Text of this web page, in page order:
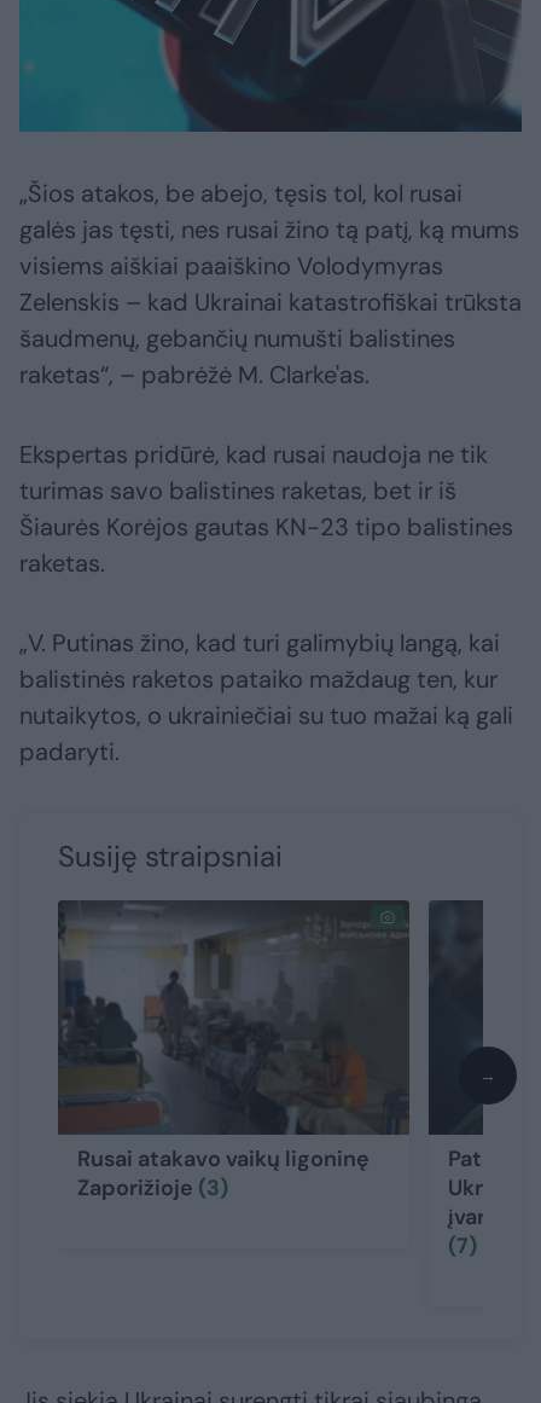
„Šios atakos, be abejo, tęsis tol, kol rusai
galės jas tęsti, nes rusai žino tą patį, ką mums
visiems aiškiai paaiškino Volodymyras
Zelenskis – kad Ukrainai katastrofiškai trūksta
šaudmenų, gebančių numušti balistines
raketas“, – pabrėžė M. Clarke'as.
Ekspertas pridūrė, kad rusai naudoja ne tik
turimas savo balistines raketas, bet ir iš
Šiaurės Korėjos gautas KN-23 tipo balistines
raketas.
„V. Putinas žino, kad turi galimybių langą, kai
balistinės raketos pataiko maždaug ten, kur
nutaikytos, o ukrainiečiai su tuo mažai ką gali
padaryti.
Susiję straipsniai
Rusai atakavo vaikų ligoninę
Zaporižioje (3)
Pateikė
įvardijo
(7)
→